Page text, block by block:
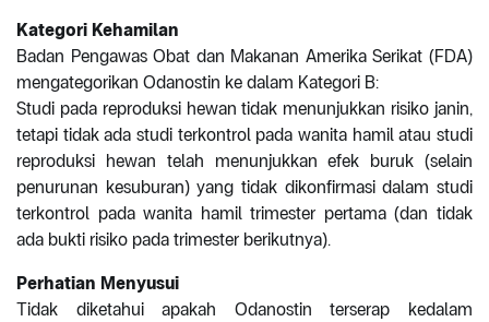
Kategori Kehamilan
Badan Pengawas Obat dan Makanan Amerika Serikat (FDA)
mengategorikan Odanostin ke dalam Kategori B:
Studi pada reproduksi hewan tidak menunjukkan risiko janin,
tetapi tidak ada studi terkontrol pada wanita hamil atau studi
reproduksi hewan telah menunjukkan efek buruk (selain
penurunan kesuburan) yang tidak dikonfirmasi dalam studi
terkontrol pada wanita hamil trimester pertama (dan tidak
ada bukti risiko pada trimester berikutnya).
Perhatian Menyusui
Tidak diketahui apakah Odanostin terserap kedalam